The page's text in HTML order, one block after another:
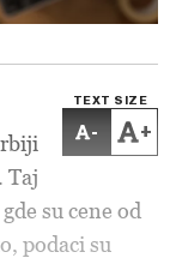
TEXT SIZE
- +
Taj
su cene od
podaci su